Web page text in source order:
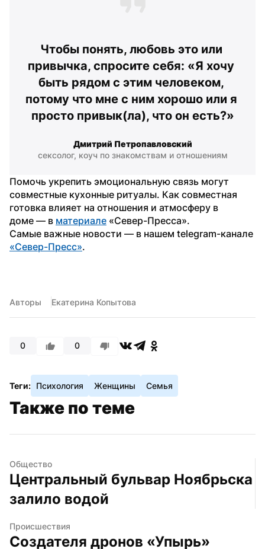
Чтобы понять, любовь это или
привычка, спросите себя: «Я хочу
быть рядом с этим человеком,
потому что мне с ним хорошо или я
просто привык(ла), что он есть?»
Дмитрий Петропавловский
сексолог, коуч по знакомствам и отношениям
Помочь укрепить эмоциональную связь могут
совместные кухонные ритуалы. Как совместная
готовка влияет на отношения и атмосферу в
доме — в материале «Север-Пресса».
«Север-Пресс».
Авторы Екатерина Копытова
0 0
Теги: Психология Женщины Семья
Также по теме
Общество
Центральный бульвар Ноябрьска
залило водой
Происшествия
Создателя дронов «Упырь»